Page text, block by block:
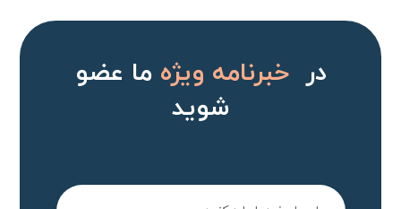
درخبرنامه ویژهما عضو
شوید